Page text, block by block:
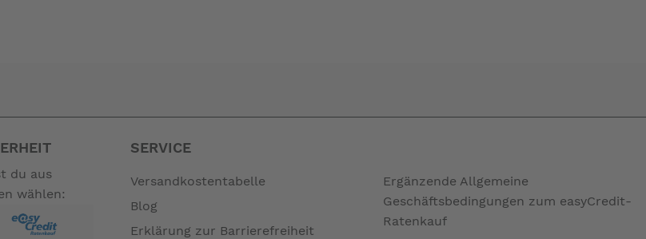
du aus
wählen:
SERVICE
Versandkostentabelle
Blog
Erklärung zur Barrierefreiheit
Ergänzende Allgemeine
Geschäftsbedingungen zum easyCredit-
Ratenkauf